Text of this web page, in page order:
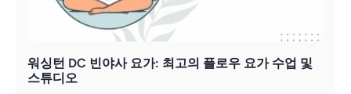
워싱턴 DC 빈야사 요가: 최고의 플로우 요가 수업 및
스튜디오